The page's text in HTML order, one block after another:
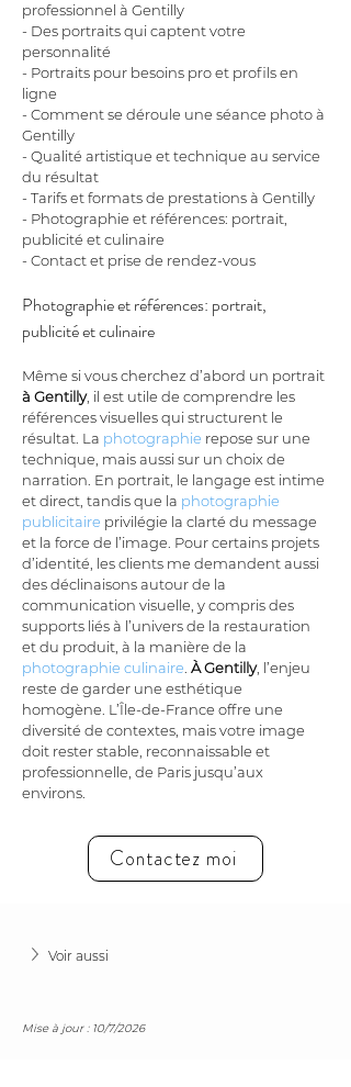
professionnel à Gentilly
- Des portraits qui captent votre
personnalité
- Portraits pour besoins pro et profils en
ligne
- Comment se déroule une séance photo à
Gentilly
- Qualité artistique et technique au service
du résultat
- Tarifs et formats de prestations à Gentilly
- Photographie et références: portrait,
publicité et culinaire
- Contact et prise de rendez-vous
Photographie et références: portrait,
publicité et culinaire
Même si vous cherchez d’abord un portrait
à Gentilly, il est utile de comprendre les
références visuelles qui structurent le
résultat. La photographie repose sur une
technique, mais aussi sur un choix de
narration. En portrait, le langage est intime
et direct, tandis que la photographie
publicitaire privilégie la clarté du message
et la force de l’image. Pour certains projets
d’identité, les clients me demandent aussi
des déclinaisons autour de la
communication visuelle, y compris des
supports liés à l’univers de la restauration
et du produit, à la manière de la
photographie culinaire À Gentilly, l’enjeu
reste de garder une esthétique
homogène. L’Île-de-France offre une
diversité de contextes, mais votre image
doit rester stable, reconnaissable et
professionnelle, de Paris jusqu’aux
environs.
Contactez moi
Voir aussi
Mise à jour : 10/7/2026